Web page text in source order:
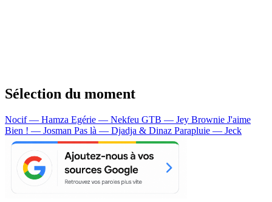
Sélection du moment
Nocif — Hamza Egérie — Nekfeu GTB — Jey Brownie J'aime
Bien ! — Josman Pas là — Djadja & Dinaz Parapluie — Jeck